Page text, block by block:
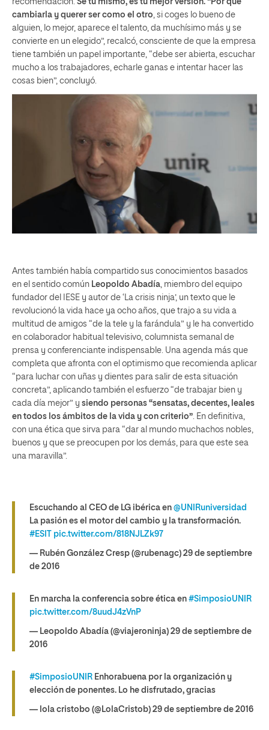
recomendación. Sé tú mismo, es tu mejor versión. “Por qué
cambiarla y querer ser como el otro, si coges lo bueno de
alguien, lo mejor, aparece el talento, da muchísimo más y se
convierte en un elegido”, recalcó, consciente de que la empresa
tiene también un papel importante, “debe ser abierta, escuchar
mucho a los trabajadores, echarle ganas e intentar hacer las
cosas bien”, concluyó.
Antes también había compartido sus conocimientos basados
en el sentido común Leopoldo Abadía, miembro del equipo
fundador del IESE y autor de ‘La crisis ninja’, un texto que le
revolucionó la vida hace ya ocho años, que trajo a su vida a
multitud de amigos “de la tele y la farándula” y le ha convertido
en colaborador habitual televisivo, columnista semanal de
prensa y conferenciante indispensable. Una agenda más que
completa que afronta con el optimismo que recomienda aplicar
“para luchar con uñas y dientes para salir de esta situación
concreta”, aplicando también el esfuerzo “de trabajar bien y
cada día mejor” y siendo personas “sensatas, decentes, leales
en todos los ámbitos de la vida y con criterio”. En definitiva,
con una ética que sirva para “dar al mundo muchachos nobles,
buenos y que se preocupen por los demás, para que este sea
una maravilla”.
Escuchando al CEO de LG ibérica en @UNIRuniversidad
La pasión es el motor del cambio y la transformación.
#ESIT
pic.twitter.com/818NJLZk97
— Rubén González Cresp (@rubenagc) 29 de septiembre
de 2016
En marcha la conferencia sobre ética en #SimposioUNIR
pic.twitter.com/8uudJ4zVnP
— Leopoldo Abadía (@viajeroninja) 29 de septiembre de
2016
#SimposioUNIR Enhorabuena por la organización y
elección de ponentes. Lo he disfrutado, gracias
— lola cristobo (@LolaCristob) 29 de septiembre de 2016